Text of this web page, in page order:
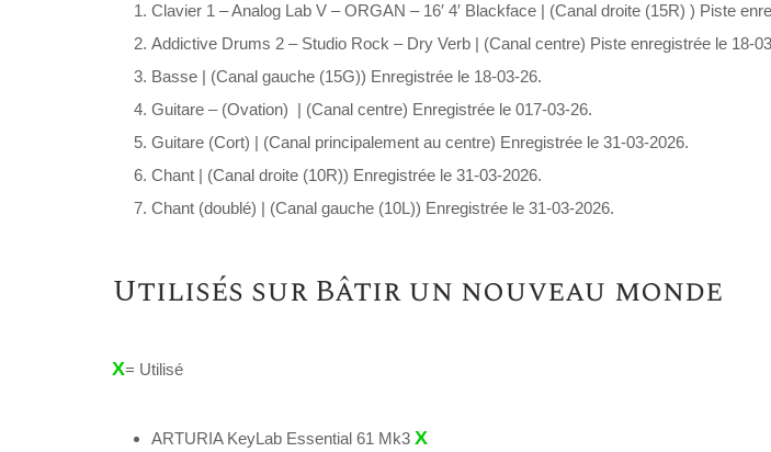
Clavier 1 – Analog Lab V – ORGAN – 16′ 4′ Blackface | (Canal droite (15R) ) Piste
Addictive Drums 2 – Studio Rock – Dry Verb | (Canal centre) Piste enregistrée le 18-
Basse | (Canal gauche (15G)) Enregistrée le 18-03-26.
Guitare – (Ovation) | (Canal centre) Enregistrée le 017-03-26.
Guitare (Cort) | (Canal principalement au centre) Enregistrée le 31-03-2026.
Chant | (Canal droite (10R)) Enregistrée le 31-03-2026.
Chant (doublé) | (Canal gauche (10L)) Enregistrée le 31-03-2026.
Utilisés sur Bâtir un nouveau monde
X= Utilisé
ARTURIA KeyLab Essential 61 Mk3 X